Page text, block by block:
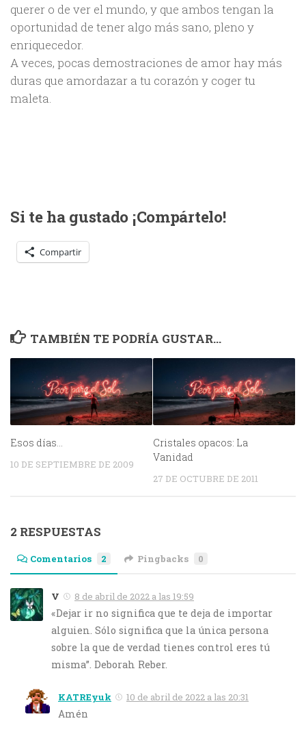
querer o de ver el mundo, y que ambos tengan la
oportunidad de tener algo más sano, pleno y
enriquecedor.
A veces, pocas demostraciones de amor hay más
duras que amordazar a tu corazón y coger tu
maleta.
Si te ha gustado ¡Compártelo!
Compartir
TAMBIÉN TE PODRÍA GUSTAR...
Esos días…
10 DE SEPTIEMBRE DE 2009
Cristales opacos: La
Vanidad
27 DE OCTUBRE DE 2011
2 RESPUESTAS
Comentarios 2 Pingbacks 0
V 8 de abril de 2022 a las 19:59
«Dejar ir no significa que te deja de importar
alguien. Sólo significa que la única persona
sobre la que de verdad tienes control eres tú
misma”. Deborah Reber.
KATREyuk 10 de abril de 2022 a las 20:31
Amén